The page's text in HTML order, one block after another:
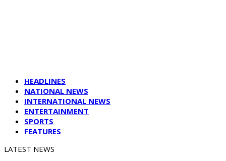
HEADLINES
NATIONAL NEWS
INTERNATIONAL NEWS
ENTERTAINMENT
SPORTS
FEATURES
LATEST NEWS